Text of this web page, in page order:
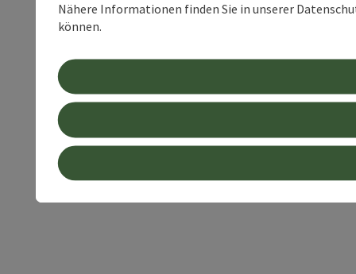
Nähere Informationen finden Sie in unserer
können.